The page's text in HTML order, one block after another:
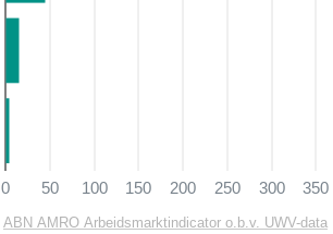
0 50 100 150 200 250 300 350
ABN AMRO Arbeidsmarktindicator o.b.v. UWV-data